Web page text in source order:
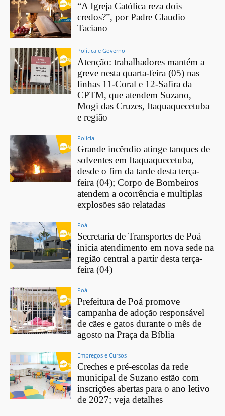
“A Igreja Católica reza dois
credos?”, por Padre Claudio
Taciano
Política e Governo
Atenção: trabalhadores mantém a
greve nesta quarta-feira (05) nas
linhas 11-Coral e 12-Safira da
CPTM, que atendem Suzano,
Mogi das Cruzes, Itaquaquecetuba
e região
Polícia
Grande incêndio atinge tanques de
solventes em Itaquaquecetuba,
desde o fim da tarde desta terça-
feira (04); Corpo de Bombeiros
atendem a ocorrência e multiplas
explosões são relatadas
Poá
Secretaria de Transportes de Poá
inicia atendimento em nova sede na
região central a partir desta terça-
feira (04)
Poá
Prefeitura de Poá promove
campanha de adoção responsável
de cães e gatos durante o mês de
agosto na Praça da Bíblia
Empregos e Cursos
Creches e pré-escolas da rede
municipal de Suzano estão com
inscrições abertas para o ano letivo
de 2027; veja detalhes